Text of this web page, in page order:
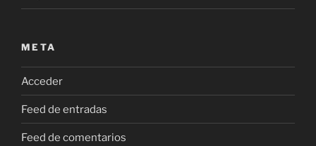
META
Acceder
Feed de entradas
Feed de comentarios